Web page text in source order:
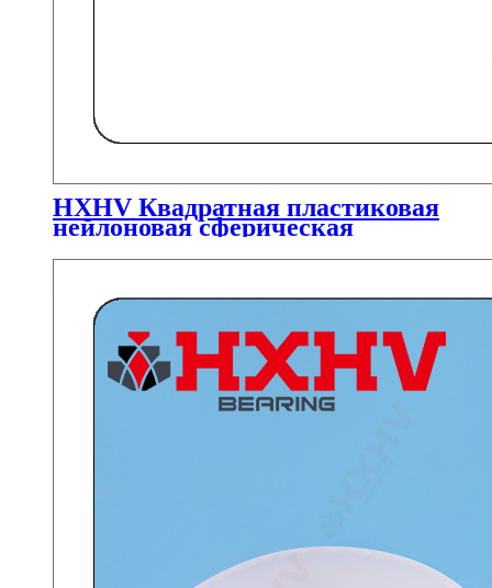
HXHV Квадратная пластиковая
нейлоновая сферическая
прокладка для шариков
подшипника